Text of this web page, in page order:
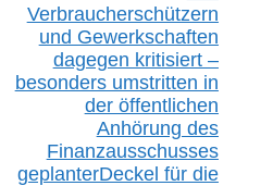
Verbraucherschützern
und Gewerkschaften
dagegen kritisiert –
besonders umstritten in
der öffentlichen
Anhörung des
Finanzausschusses
geplanterDeckel für die